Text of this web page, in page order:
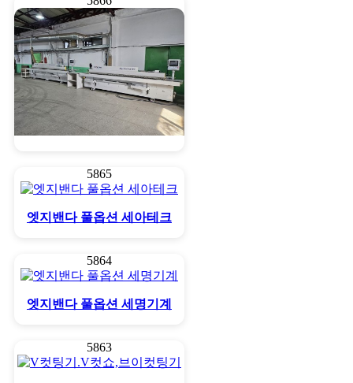
5865
엣지밴다 풀옵션 세아테크
5864
엣지밴다 풀옵션 세명기계
5863